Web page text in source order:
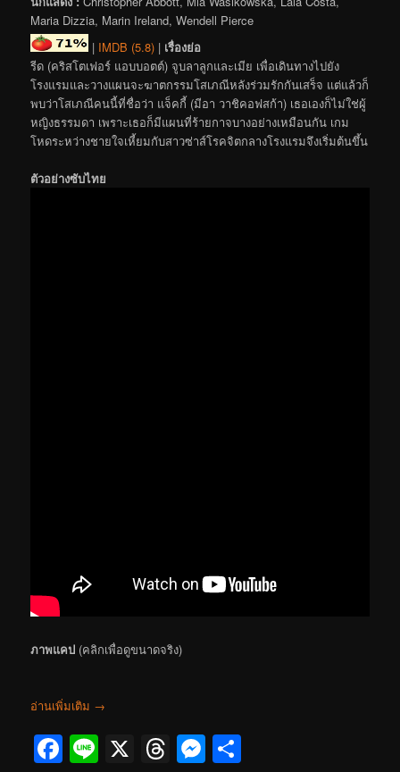
Maria Dizzia, Marin Ireland, Wendell Pierce
| IMDB (5.8) | เรื่องย่อ
รีด (คริสโตเฟอร์ แอบบอตต์) จูบลาลูกและเมีย เพื่อเดินทางไปยัง
โรงแรมและวางแผนจะฆาตกรรมโสเภณีหลังร่วมรักกันเสร็จ แต่แล้วก็
พบว่าโสเภณีคนนี้ที่ชื่อว่า แจ็คกี้ (มีอา วาชิคอฟสก้า) เธอเองก็ไม่ใช่ผู้
หญิงธรรมดา เพราะเธอก็มีแผนที่ร้ายกาจบางอย่างเหมือนกัน เกม
โหดระหว่างชายใจเหี้ยมกับสาวซ่าส์โรคจิตกลางโรงแรมจึงเริ่มต้นขึ้น
ตัวอย่างซับไทย
ภาพแคป (คลิกเพื่อดูขนาดจริง)
อ่านเพิ่มเติม →
Facebook
Line
X Threads
Messenger